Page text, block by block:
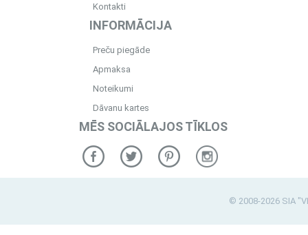
Kontakti
INFORMĀCIJA
Preču piegāde
Apmaksa
Noteikumi
Dāvanu kartes
MĒS SOCIĀLAJOS TĪKLOS
© 2008-2026 SIA